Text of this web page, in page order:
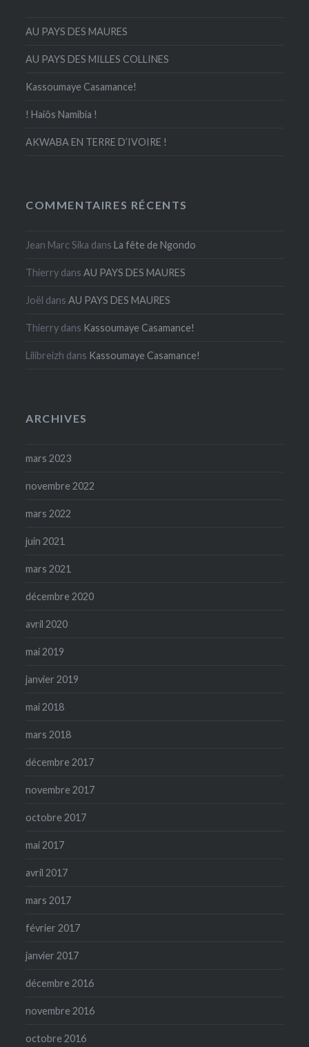
AU PAYS DES MAURES
AU PAYS DES MILLES COLLINES
Kassoumaye Casamance!
! Haiôs Namibia !
AKWABA EN TERRE D’IVOIRE !
COMMENTAIRES RÉCENTS
Jean Marc Sika dansLa fête de Ngondo
Thierry dansAU PAYS DES MAURES
Joël dansAU PAYS DES MAURES
Thierry dans Kassoumaye Casamance!
Lilibreizh dans Kassoumaye Casamance!
ARCHIVES
mars 2023
novembre 2022
mars 2022
juin 2021
mars 2021
décembre 2020
avril 2020
mai 2019
janvier 2019
mai 2018
mars 2018
décembre 2017
novembre 2017
octobre 2017
mai 2017
avril 2017
mars 2017
février 2017
janvier 2017
décembre 2016
novembre 2016
octobre 2016